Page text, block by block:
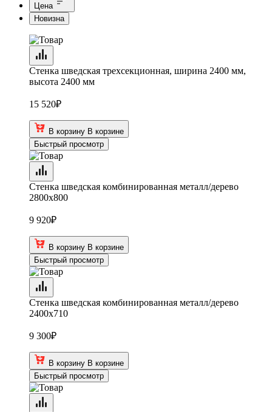
Цена
Новизна
Стенка шведская трехсекционная, ширина 2400 мм,
высота 2400 мм
15 520₽
В корзину В корзине
Быстрый просмотр
Стенка шведская комбинированная металл/дерево
2800х800
9 920₽
В корзину В корзине
Быстрый просмотр
Стенка шведская комбинированная металл/дерево
2400х710
9 300₽
В корзину В корзине
Быстрый просмотр